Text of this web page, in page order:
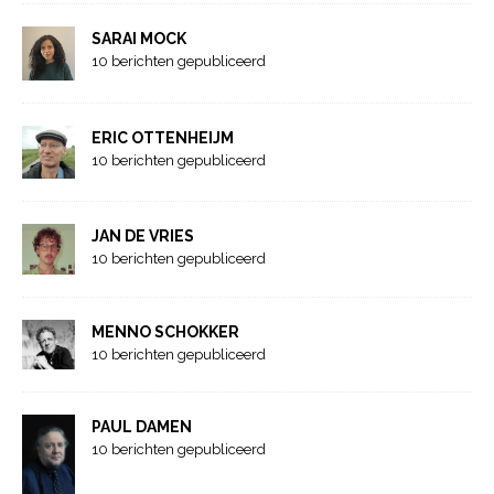
SARAI MOCK
10 berichten gepubliceerd
ERIC OTTENHEIJM
10 berichten gepubliceerd
JAN DE VRIES
10 berichten gepubliceerd
MENNO SCHOKKER
10 berichten gepubliceerd
PAUL DAMEN
10 berichten gepubliceerd